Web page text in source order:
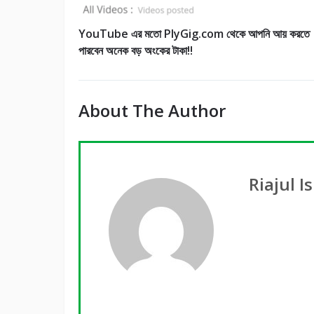
YouTube এর মতো PlyGig.com থেকে আপনি আয় করতে
পারবেন অনেক বড় অংকের টাকা!!
About The Author
Riajul